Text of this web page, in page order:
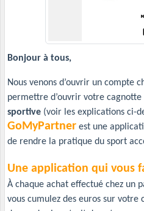
Bonjour à tous,
Nous venons d’ouvrir un compte
permettre d’ouvrir votre cagnotte
sportive (voir les explications ci-
GoMyPartner est une
de rendre la pratique du sport
Une application qui vous
À chaque achat effectué chez un
vous cumulez des euros sur votre